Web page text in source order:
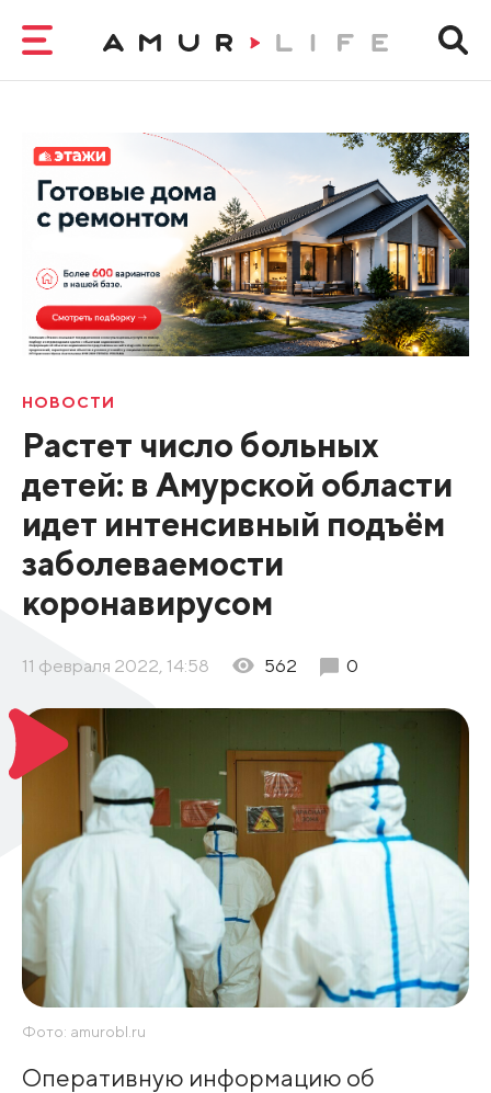
НОВОСТИ
Растет число больных
детей: в Амурской области
идет интенсивный подъём
заболеваемости
коронавирусом
11 февраля 2022, 14:58 562 0
Фото: amurobl.ru
Оперативную информацию об